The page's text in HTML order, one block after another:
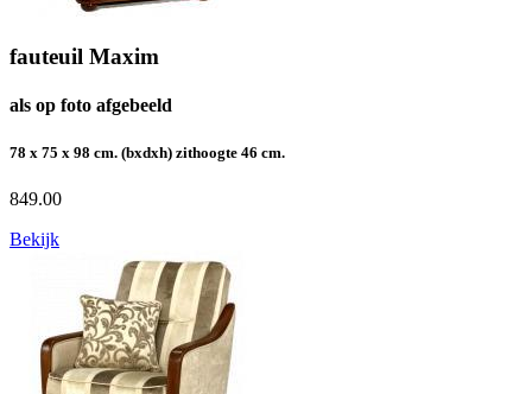
fauteuil Maxim
als op foto afgebeeld
78 x 75 x 98 cm. (bxdxh) zithoogte 46 cm.
849.00
Bekijk